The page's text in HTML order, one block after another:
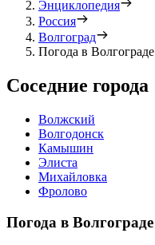
Энциклопедия
Россия
Волгоград
Погода в Волгограде
Соседние города
Волжский
Волгодонск
Камышин
Элиста
Михайловка
Фролово
Погода в Волгограде